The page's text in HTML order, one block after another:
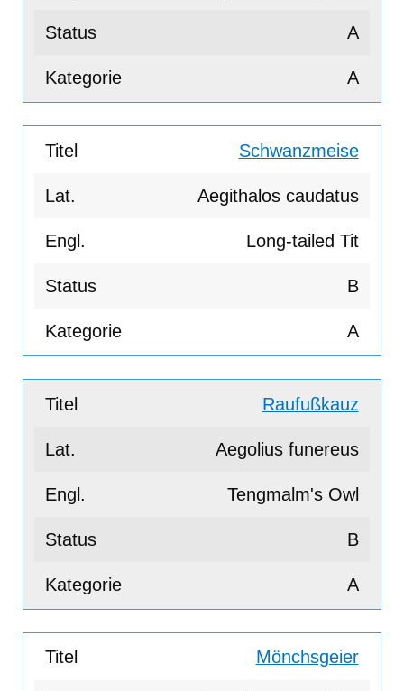
A
A
Schwanzmeise
Aegithalos caudatus
Long-tailed Tit
B
A
Raufußkauz
Aegolius funereus
Tengmalm's Owl
B
A
Mönchsgeier